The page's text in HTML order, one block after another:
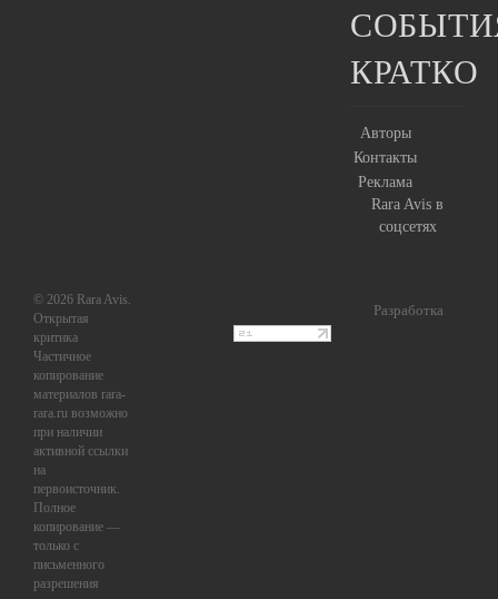
КРАТКО
Авторы
Контакты
Реклама
Rara Avis в
соцсетях
Разработка
© 2026 Rara Avis.
Открытая
критика
Частичное
копирование
материалов rara-
rara.ru возможно
при наличии
активной ссылки
на
первоисточник.
Полное
копирование —
только с
письменного
разрешения